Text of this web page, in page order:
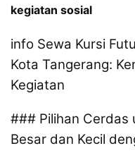
kegiatan sosial
info Sewa Kursi
Kota Tangerang:
Kegiatan
### Pilihan Cerdas
Besar dan Kecil